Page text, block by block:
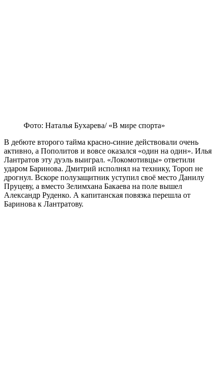
Фото: Наталья Бухарева/ «В мире спорта»
В дебюте второго тайма красно-синие действовали очень
активно, а Пополитов и вовсе оказался «один на один». Илья
Лантратов эту дуэль выиграл. «Локомотивцы» ответили
ударом Баринова. Дмитрий исполнял на технику, Тороп не
дрогнул. Вскоре полузащитник уступил своё место Данилу
Пруцеву, а вместо Зелимхана Бакаева на поле вышел
Александр Руденко. А капитанская повязка перешла от
Баринова к Лантратову.